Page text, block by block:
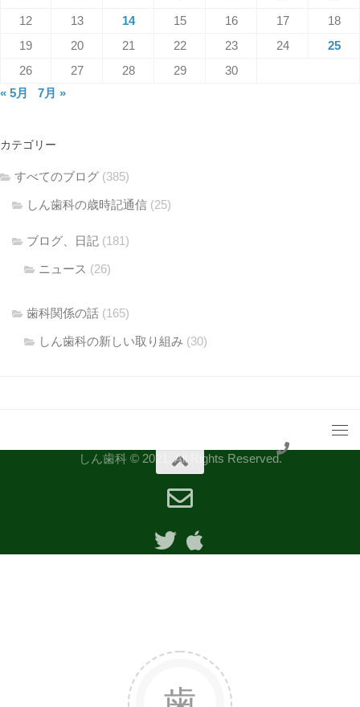
12
13 14 15 16 17
18
19
20 21 22 23 24
25
26
27 28 29
30
« 5月
7月 »
カテゴリー
すべてのブログ (385)
しん歯科の歳時記通信 (25)
ブログ、日記 (181)
ニュース (26)
歯科関係の話 (165)
しん歯科の新しい取り組み (30)
しん歯科 © 2021. All Rights Reserved.